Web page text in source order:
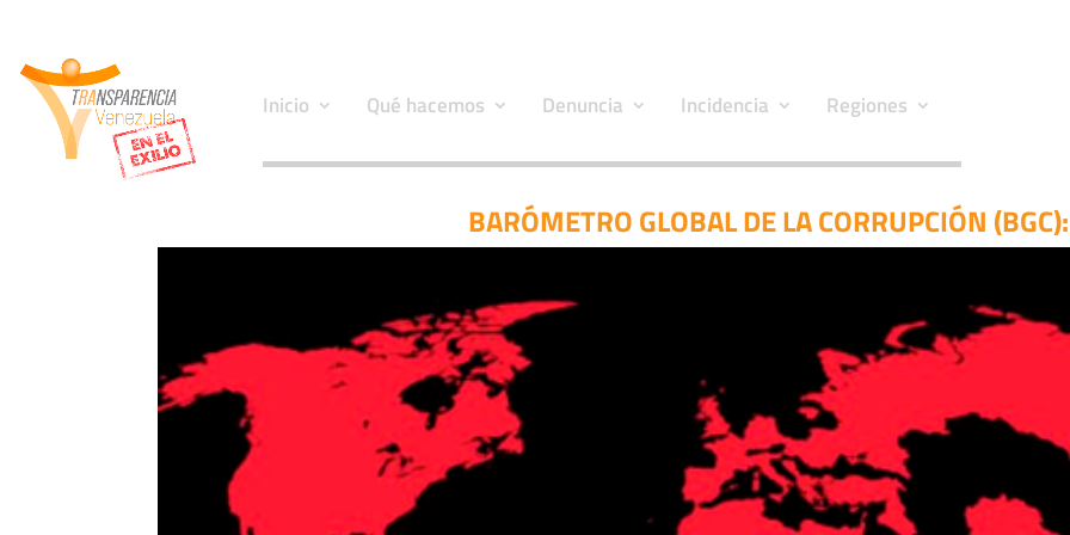
Inicio Qué hacemos Denuncia Incidencia Regiones
BARÓMETRO GLOBAL DE LA CORRUPCIÓN